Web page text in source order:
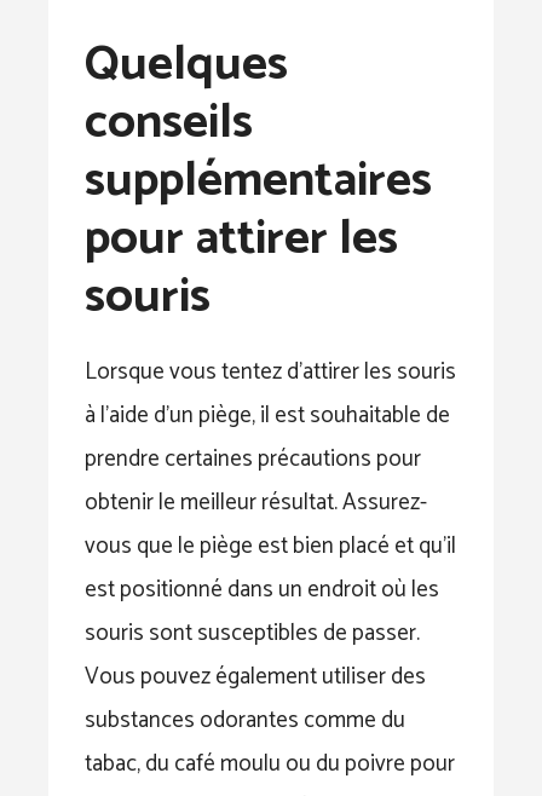
Quelques
conseils
supplémentaires
pour attirer les
souris
Lorsque vous tentez d’attirer les souris
à l’aide d’un piège, il est souhaitable de
prendre certaines précautions pour
obtenir le meilleur résultat. Assurez-
vous que le piège est bien placé et qu’il
est positionné dans un endroit où les
souris sont susceptibles de passer.
Vous pouvez également utiliser des
substances odorantes comme du
tabac, du café moulu ou du poivre pour